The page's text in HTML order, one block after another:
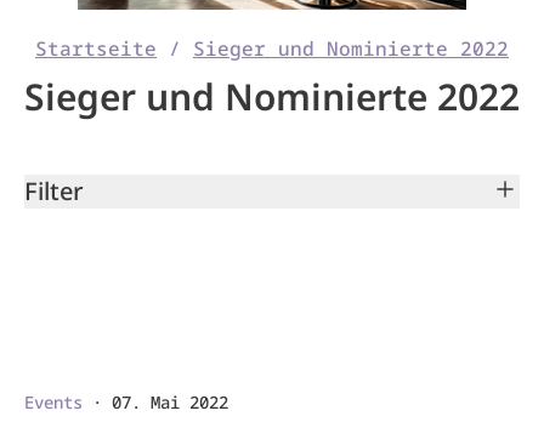
Startseite / Sieger und Nominierte 2022
Sieger und Nominierte 2022
Events · 07. Mai 2022
Filter